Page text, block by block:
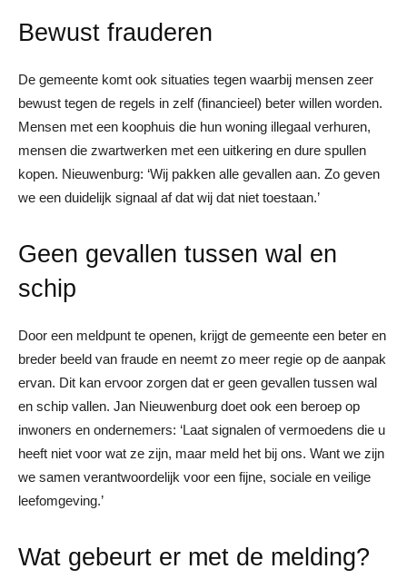
Bewust frauderen
De gemeente komt ook situaties tegen waarbij mensen zeer
bewust tegen de regels in zelf (financieel) beter willen worden.
Mensen met een koophuis die hun woning illegaal verhuren,
mensen die zwartwerken met een uitkering en dure spullen
kopen. Nieuwenburg: ‘Wij pakken alle gevallen aan. Zo geven
we een duidelijk signaal af dat wij dat niet toestaan.’
Geen gevallen tussen wal en
schip
Door een meldpunt te openen, krijgt de gemeente een beter en
breder beeld van fraude en neemt zo meer regie op de aanpak
ervan. Dit kan ervoor zorgen dat er geen gevallen tussen wal
en schip vallen. Jan Nieuwenburg doet ook een beroep op
inwoners en ondernemers: ‘Laat signalen of vermoedens die u
heeft niet voor wat ze zijn, maar meld het bij ons. Want we zijn
we samen verantwoordelijk voor een fijne, sociale en veilige
leefomgeving.’
Wat gebeurt er met de melding?